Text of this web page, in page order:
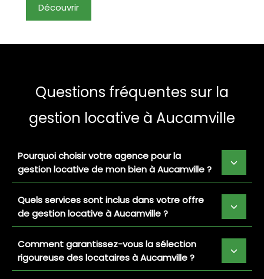
Découvrir
Questions fréquentes sur la
gestion locative à Aucamville
Pourquoi choisir votre agence pour la
gestion locative de mon bien à Aucamville ?
Quels services sont inclus dans votre offre
de gestion locative à Aucamville ?
Comment garantissez-vous la sélection
rigoureuse des locataires à Aucamville ?